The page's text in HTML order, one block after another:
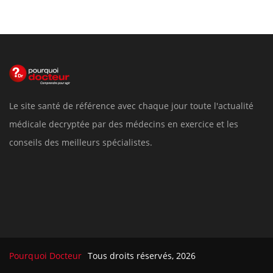
Le site santé de référence avec chaque jour toute l'actualité
médicale decryptée par des médecins en exercice et les
conseils des meilleurs spécialistes.
Pourquoi Docteur Tous droits réservés, 2026